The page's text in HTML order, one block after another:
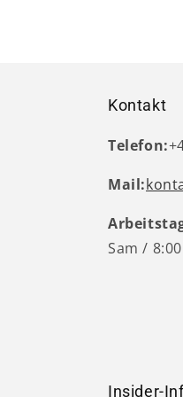
Kontakt
Telefon:
Mail:
Sam /
Insider-